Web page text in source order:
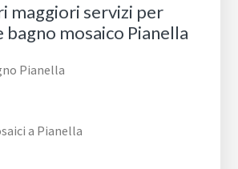
maggiori servizi per
bagno mosaico Pianella